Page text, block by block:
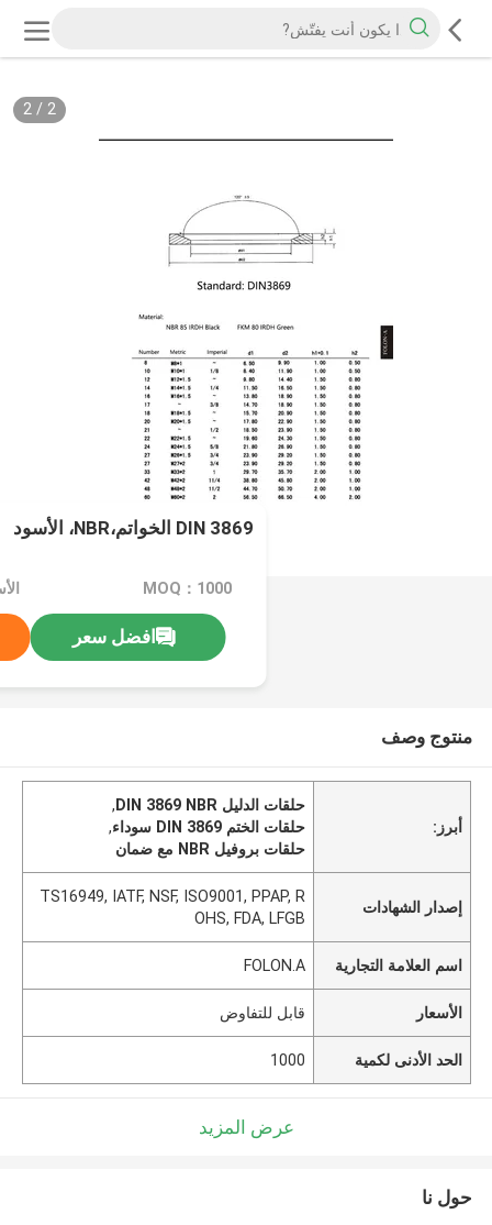
2
/
2
DIN 3869 الخواتم،NBR، الأسود
MOQ：1000
افضل سعر
منتوج وصف
أبرز:
حلقات الدليل DIN 3869 NBR
,
حلقات الختم DIN 3869 سوداء
,
حلقات بروفيل NBR مع ضمان
إصدار الشهادات
TS16949, IATF, NSF, ISO9001, PPAP, R
OHS, FDA, LFGB
اسم العلامة التجارية FOLON.A
الأسعار قابل للتفاوض
الحد الأدنى لكمية 1000
عرض المزيد
حول نا